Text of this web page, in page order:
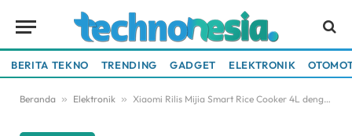
BERITA TEKNO TRENDING GADGET ELEKTRONIK
Beranda » Elektronik » Xiaomi Rilis Mijia Smart Rice Cooker 4L dengan Teknologi Tekanan Variabel